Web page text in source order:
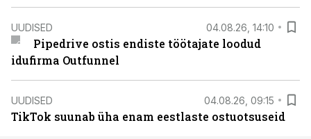
UUDISED 04.08.26, 14:10
Pipedrive ostis endiste töötajate loodud
idufirma Outfunnel
UUDISED 04.08.26, 09:15
TikTok suunab üha enam eestlaste ostuotsuseid